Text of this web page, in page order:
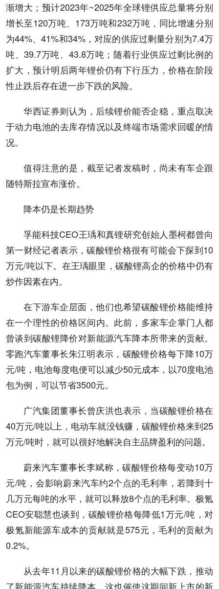
渐增大；预计2023年~2025年全球锂供应总量将分别
增长至120万吨、173万吨和232万吨，同比增速分别
为44%、41%和34%，对应的供应过剩量分别为7.4万
吨、39.7万吨、43.8万吨；随着行业供应过剩比例的
扩大，预计明后两年锂价仍有下行压力，价格在阶段
性止跌后存在进一步下跌的风险。
华西证券则认为，后续锂价能否企稳，重点取决
于动力电池的去库存情况以及终端市场需求回暖的情
况。
值得注意的是，截至记者发稿时，尚未有车企跟
随特斯拉宣布涨价。
降本仍是长期趋势
孚能科技CEO王瑀和真锂研究创始人墨柯都曾向
第一财经记者表示，碳酸锂价格很有可能会下探到10
万元/吨以下。在王瑀眼里，碳酸锂高企的价格中仍有
炒作因素在内。
在下游车企层面，他们也希望碳酸锂价格能维持
在一个理性的价格区间内。此前，多家车企掌门人都
曾谈到碳酸锂降价对新能源汽车降本所带来的贡献。
零跑汽车董事长朱江明表示，碳酸锂价格每下降10万
元/吨，电池每度电便可以减少50元成本，以70度电池
包为例，可以节省3500元。
广汽集团董事长曾庆洪也表示，当碳酸锂价格在
40万元/吨以上，电动车就没钱赚，碳酸锂价格来到25
万元/吨时，就可以很好地解决自主品牌盈利的问题。
蔚来汽车董事长李斌称，碳酸锂价格每变动10万
元/吨，会影响蔚来汽车约2个点的毛利率，若降到十
几万元每吨的水平，就可以释放8个点的毛利率。极氪
CEO安聪慧也谈到，碳酸锂价格每降低1万元/吨，对
极氪新能源车成本的贡献就是575元，毛利的贡献为
0.2%。
从去年11月以来的碳酸锂价格的大幅下跌，推动
了新能源汽车持续降本，这也催使这期间新上市的新